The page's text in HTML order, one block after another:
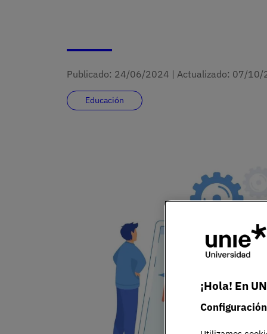
Publicado: 24/06/2024 | Actualizado: 07/10/
Educación
¡Hola! En